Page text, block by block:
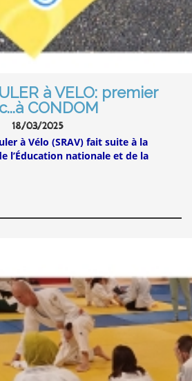
à VELO: premier
CONDOM
18/03/2025
à Vélo (SRAV) fait suite à la
l’Éducation nationale et de la